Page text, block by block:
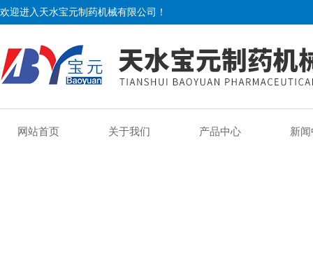
欢迎进入天水宝元制药机械有限公司！
网站首页 关于我们 产品中心 新